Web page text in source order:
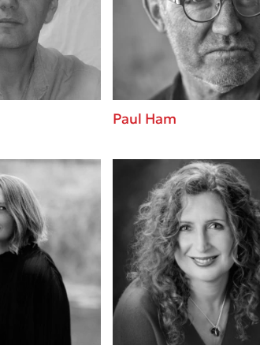
Εύκολη συνταγή για chicken BBQ pizza
από τον Άκη Πετρετζίκη!
3 βιβλία που μπορείς να διαβάσεις σε
μια μέρα!
Διακοπές με τα παιδιά: Η ανάγκη μας για
παύση σε μετωπική σύγκρουση με τη
Το μυστηριώδες βιβλίο που λίγοι έχουν
διαβάσει
Paul Ham